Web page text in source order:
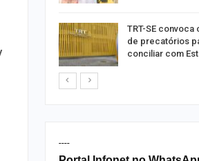
TRT-SE
de precatórios
conciliar com
----